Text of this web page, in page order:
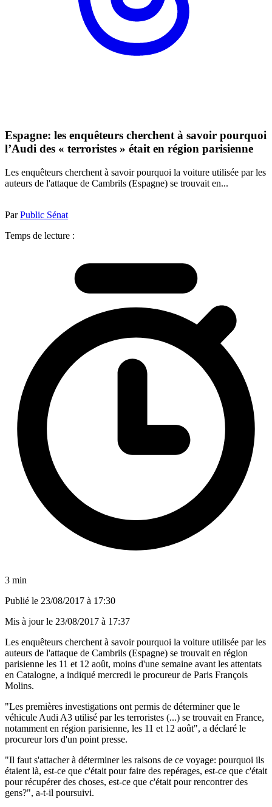
Espagne: les enquêteurs cherchent à savoir pourquoi
l’Audi des « terroristes » était en région parisienne
Les enquêteurs cherchent à savoir pourquoi la voiture utilisée par les
auteurs de l'attaque de Cambrils (Espagne) se trouvait en...
ParPublic Sénat
Temps de lecture :
3 min
Publié le 23/08/2017 à 17:30
Mis à jour le 23/08/2017 à 17:37
Les enquêteurs cherchent à savoir pourquoi la voiture utilisée par les
auteurs de l'attaque de Cambrils (Espagne) se trouvait en région
parisienne les 11 et 12 août, moins d'une semaine avant les attentats
en Catalogne, a indiqué mercredi le procureur de Paris François
Molins.
"Les premières investigations ont permis de déterminer que le
véhicule Audi A3 utilisé par les terroristes (...) se trouvait en France,
notamment en région parisienne, les 11 et 12 août", a déclaré le
procureur lors d'un point presse.
"Il faut s'attacher à déterminer les raisons de ce voyage: pourquoi ils
étaient là, est-ce que c'était pour faire des repérages, est-ce que c'était
pour récupérer des choses, est-ce que c'était pour rencontrer des
gens?", a-t-il poursuivi.